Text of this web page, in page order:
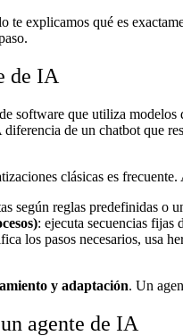
explicamos qué es
de IA
software que utiliza
de un chatbot que
clásicas es
según reglas predefinidas o
: ejecuta secuencias fijas
los pasos necesarios, usa
y adaptación. Un
agente de IA